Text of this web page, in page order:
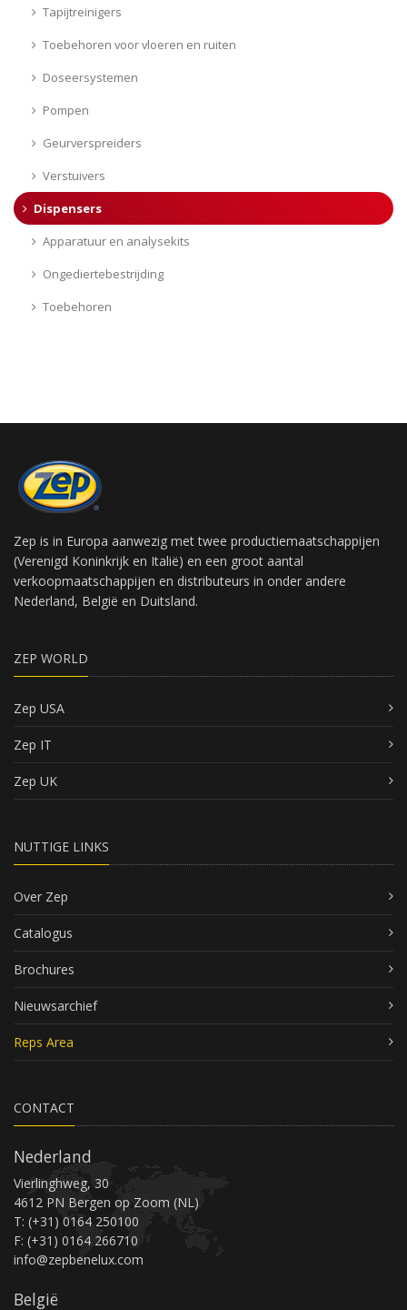
Tapijtreinigers
Toebehoren voor vloeren en ruiten
Doseersystemen
Pompen
Geurverspreiders
Verstuivers
Dispensers
Apparatuur en analysekits
Ongediertebestrijding
Toebehoren
Zep is in Europa aanwezig met twee productiemaatschappijen
(Verenigd Koninkrijk en Italië) en een groot aantal
verkoopmaatschappijen en distributeurs in onder andere
Nederland, België en Duitsland.
ZEP WORLD
Zep USA
Zep IT
Zep UK
NUTTIGE LINKS
Over Zep
Catalogus
Brochures
Nieuwsarchief
Reps Area
CONTACT
Nederland
Vierlinghweg, 30
4612 PN Bergen op Zoom (NL)
T: (+31) 0164 250100
F: (+31) 0164 266710
info@zepbenelux.com
België